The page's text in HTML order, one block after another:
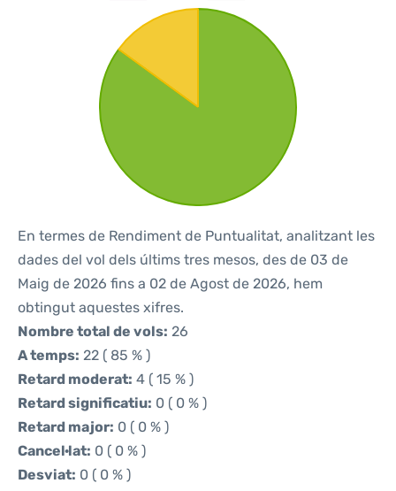
En termes de Rendiment de Puntualitat, analitzant les
dades del vol dels últims tres mesos, des de 03 de
Maig de 2026 fins a 02 de Agost de 2026, hem
obtingut aquestes xifres.
Nombre total de vols: 26
A temps: 22 ( 85 % )
Retard moderat: 4 ( 15 % )
Retard significatiu: 0 ( 0 % )
Retard major: 0 ( 0 % )
Cancel·lat: 0 ( 0 % )
Desviat: 0 ( 0 % )